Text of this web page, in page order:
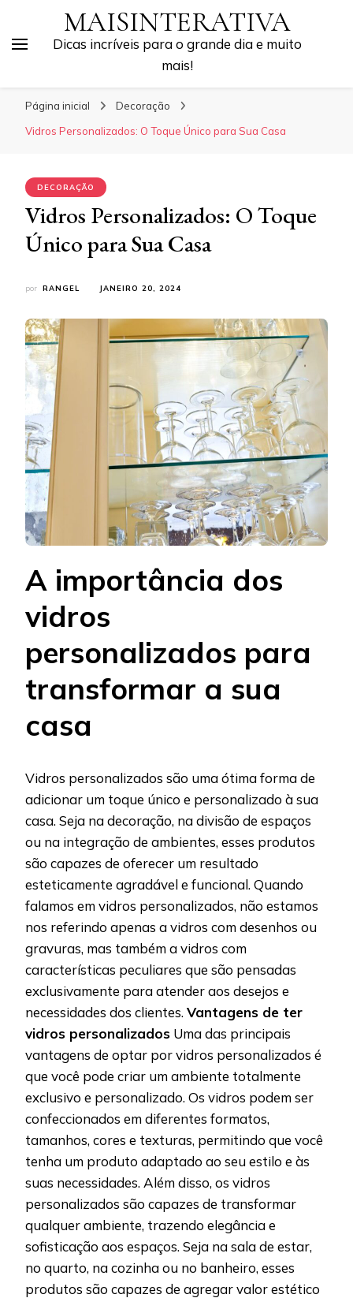
MAISINTERATIVA
Dicas incríveis para o grande dia e muito
mais!
Página inicial
Decoração
Vidros Personalizados: O Toque Único para Sua Casa
DECORAÇÃO
Vidros Personalizados: O Toque
Único para Sua Casa
por RANGEL JANEIRO 20, 2024
A importância dos
vidros
personalizados para
transformar a sua
casa
Vidros personalizados são uma ótima forma de
adicionar um toque único e personalizado à sua
casa. Seja na decoração, na divisão de espaços
ou na integração de ambientes, esses produtos
são capazes de oferecer um resultado
esteticamente agradável e funcional. Quando
falamos em vidros personalizados, não estamos
nos referindo apenas a vidros com desenhos ou
gravuras, mas também a vidros com
características peculiares que são pensadas
exclusivamente para atender aos desejos e
necessidades dos clientes. Vantagens de ter
vidros personalizados Uma das principais
vantagens de optar por vidros personalizados é
que você pode criar um ambiente totalmente
exclusivo e personalizado. Os vidros podem ser
confeccionados em diferentes formatos,
tamanhos, cores e texturas, permitindo que você
tenha um produto adaptado ao seu estilo e às
suas necessidades. Além disso, os vidros
personalizados são capazes de transformar
qualquer ambiente, trazendo elegância e
sofisticação aos espaços. Seja na sala de estar,
no quarto, na cozinha ou no banheiro, esses
produtos são capazes de agregar valor estético